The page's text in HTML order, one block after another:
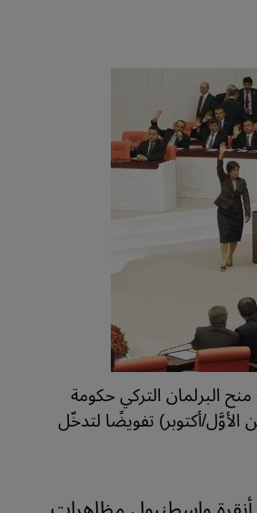
البرلمان التركي حكومة
أكتوبر) تفويضًا لتدخّل